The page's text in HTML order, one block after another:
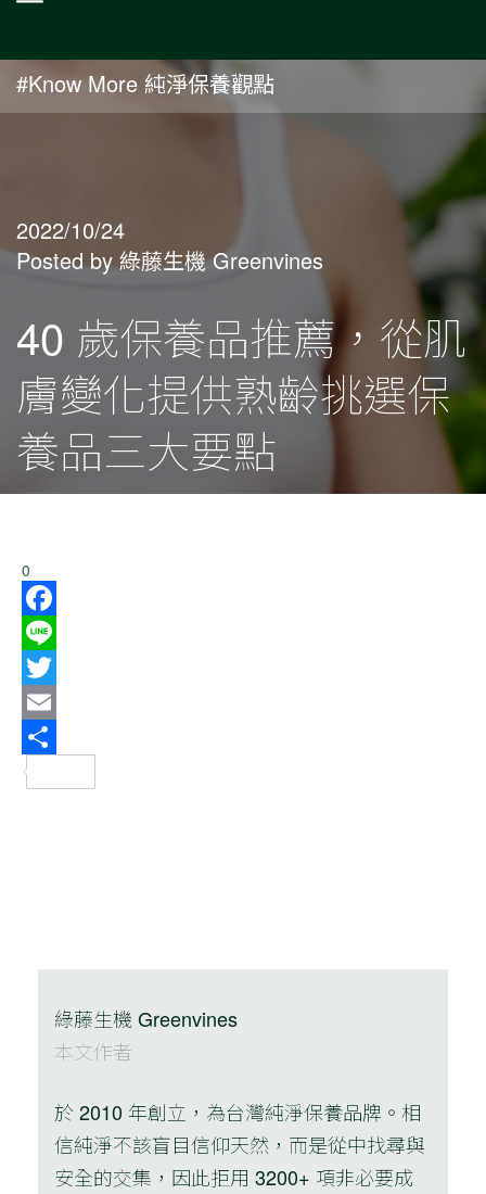
2022/10/24
Posted by 綠藤生機 Greenvines
#Know More 純淨保養觀點
40 歲保養品推薦，從肌
膚變化提供熟齡挑選保
養品三大要點
0
Facebook
Line
Twitter
Email
綠藤生機 Greenvines
本文作者
於 2010 年創立，為台灣純淨保養品牌。相
信純淨不該盲目信仰天然，而是從中找尋與
安全的交集，因此拒用 3200+ 項非必要成